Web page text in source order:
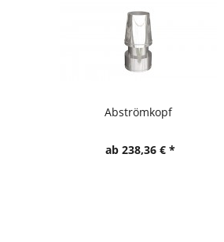
Abströmkopf
ab 238,36 € *